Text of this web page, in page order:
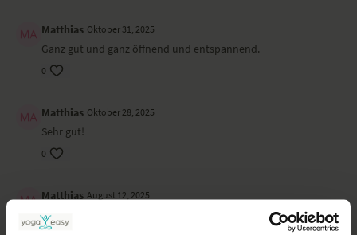
Matthias Oktober 31, 2025
Ganz gut und ganz öffnend und entspannend.
0
Matthias Oktober 28, 2025
Sehr gut!
0
Matthias August 12, 2025
Sehr schön und wohltuend!